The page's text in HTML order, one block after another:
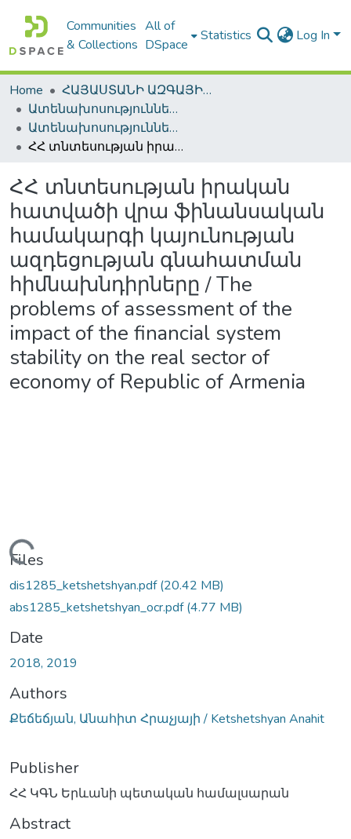
Communities
& Collections
All of
DSpace
Statistics Log In
Home
ՀԱՅԱՍՏԱՆԻ ԱԶԳԱՅԻՆ ԳՐԱԴԱՐԱՆԻ ԹՎԱՅԻՆ ՊԱՀՈՑ / DIGITAL REPOSITORY OF NLA
Ատենախոսություններ և սեղմագրեր / Theses & Abstracts
Ատենախոսություններ և սեղմագրեր / Theses & Abstracts
ՀՀ տնտեսության իրական հատվածի վրա ֆինանսական համակարգի կայունության ազդեցության գնահատման հիմնախնդիրները / The problems of assessment of the impact of the financial system stability on the real sector of economy of Republic of Armenia
ՀՀ տնտեսության իրական
հատվածի վրա ֆինանսական
համակարգի կայունության
ազդեցության գնահատման
հիմնախնդիրները / The
problems of assessment of the
impact of the financial system
stability on the real sector of
economy of Republic of Armenia
Loading...
Files
dis1285_ketshetshyan.pdf(20.42 MB)
abs1285_ketshetshyan_ocr.pdf(4.77 MB)
Date
2018, 2019
Authors
Քեճեճյան, Անահիտ Հրաչյայի / Ketshetshyan Anahit
Publisher
ՀՀ ԿԳՆ Երևանի պետական համալսարան
Abstract